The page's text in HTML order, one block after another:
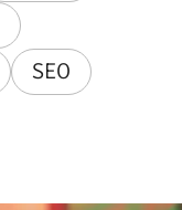
SEO